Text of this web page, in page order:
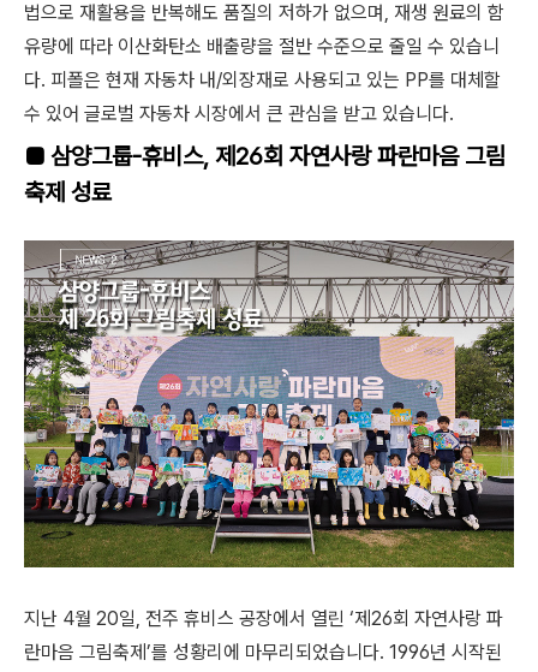
법으로 재활용을 반복해도 품질의 저하가 없으며, 재생 원료의 함
유량에 따라 이산화탄소 배출량을 절반 수준으로 줄일 수 있습니
다. 피폴은 현재 자동차 내/외장재로 사용되고 있는 PP를 대체할
수 있어 글로벌 자동차 시장에서 큰 관심을 받고 있습니다.
■ 삼양그룹-휴비스, 제26회 자연사랑 파란마음 그림
축제 성료
지난 4월 20일, 전주 휴비스 공장에서 열린 ‘제26회 자연사랑 파
란마음 그림축제’를 성황리에 마무리되었습니다. 1996년 시작된